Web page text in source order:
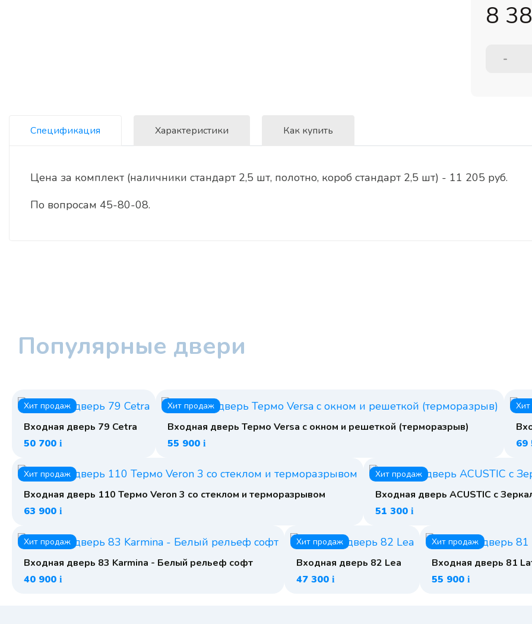
8
-
Спецификация Характеристики Как купить
Цена за комплект (наличники стандарт 2,5 шт, полотно, короб стандарт 2,5 шт) - 11 205 руб.
По вопросам 45-80-08.
Популярные двери
Хит продаж
Входная дверь 79 Cetra
50 700 i
Хит продаж
Входная дверь Термо Versa с окном и решеткой (терморазрыв)
55 900 i
69
Хит продаж
Входная дверь 110 Термо Veron 3 со стеклом и терморазрывом
63 900 i
Хит продаж
Входная дверь ACUSTIC с
51 300 i
Хит продаж
Входная дверь 83 Karmina - Белый рельеф софт
40 900 i
Хит продаж
Входная дверь 82 Lea
47 300 i
Хит продаж
Входная дверь 81
55 900 i